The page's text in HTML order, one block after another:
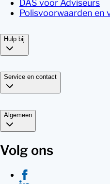
DAS voor Adviseurs
Polisvoorwaarden en
Hulp bij
Service en contact
Algemeen
Volg ons